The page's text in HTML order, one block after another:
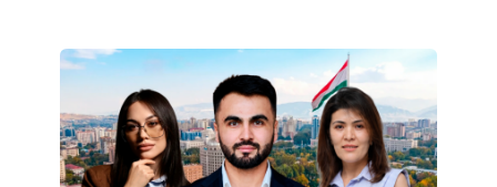
ВНЕШНЕГО
ВИДА
НОВОГО
УСТРОЙСТВА
ОТ